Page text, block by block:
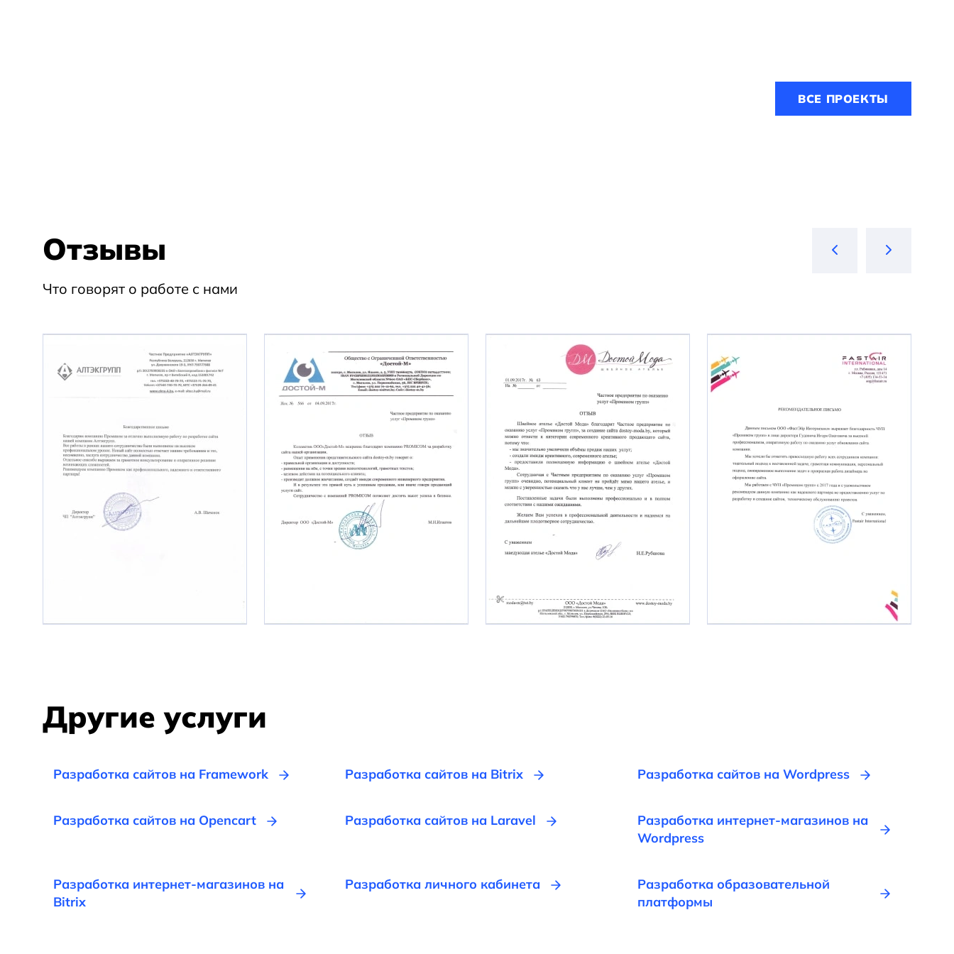
ВСЕ ПРОЕКТЫ
Отзывы
Что говорят о работе с нами
Другие услуги
Разработка сайтов на Framework Разработка сайтов на Bitrix Разработка сайтов на Wordpress
Разработка сайтов на Opencart Разработка сайтов на Laravel
Разработка интернет-магазинов на
Wordpress
Разработка интернет-магазинов на
Bitrix
Разработка личного кабинета
Разработка образовательной
платформы